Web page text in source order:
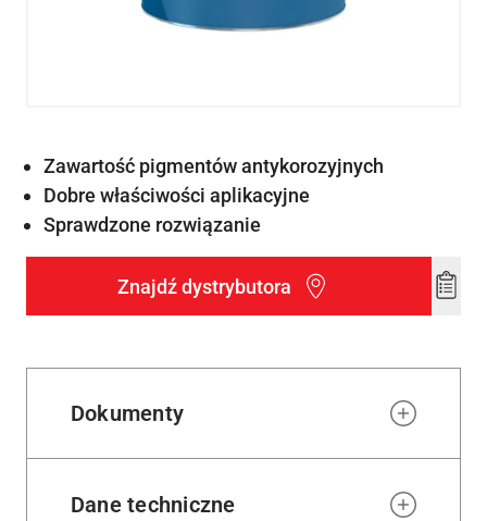
Zawartość pigmentów antykorozyjnych
Dobre właściwości aplikacyjne
Sprawdzone rozwiązanie
Znajdź dystrybutora
Add
Dokumenty
Dane techniczne